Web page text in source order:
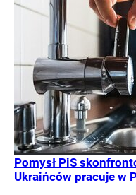
Pomysł PiS
Ukraińców pracuje w